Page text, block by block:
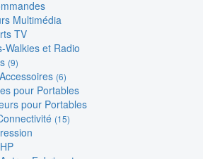
Multimédia
TV
Walkies et Radio
(9)
(6)
pour Portables
pour Portables
(15)